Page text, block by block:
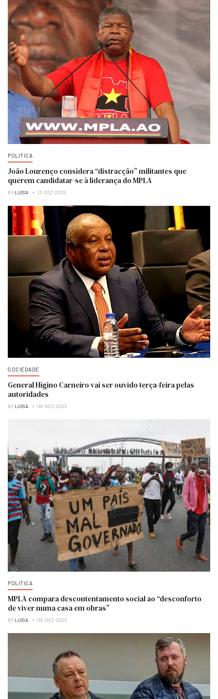
POLITICA
João Lourenço considera “distracção” militantes que
querem candidatar-se à liderança do MPLA
BY LUISA 13-DEZ-2025
SOCIEDADE
General Higino Carneiro vai ser ouvido terça-feira pelas
autoridades
BY LUISA 08-DEZ-2025
POLITICA
MPLA compara descontentamento social ao “desconforto
de viver numa casa em obras”
BY LUISA 08-DEZ-2025